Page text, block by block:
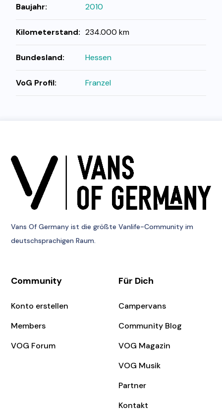
Baujahr: 2010
Kilometerstand: 234.000 km
Bundesland: Hessen
VoG Profil: Franzel
Vans Of Germany ist die größte Vanlife-Community im
deutschsprachigen Raum.
Community
Konto erstellen
Members
VOG Forum
Für Dich
Campervans
Community Blog
VOG Magazin
VOG Musik
Partner
Kontakt